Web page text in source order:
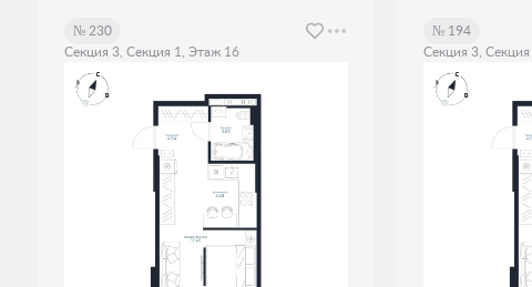
№ 230
Секция 3, Секция 1, Этаж 16
№ 194
Секция 3,